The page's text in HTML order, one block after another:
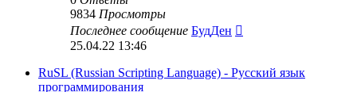
9834 Просмотры
Последнее сообщение БудДен
25.04.22 13:46
RuSL (Russian Scripting Language) - Русский язык
программирования